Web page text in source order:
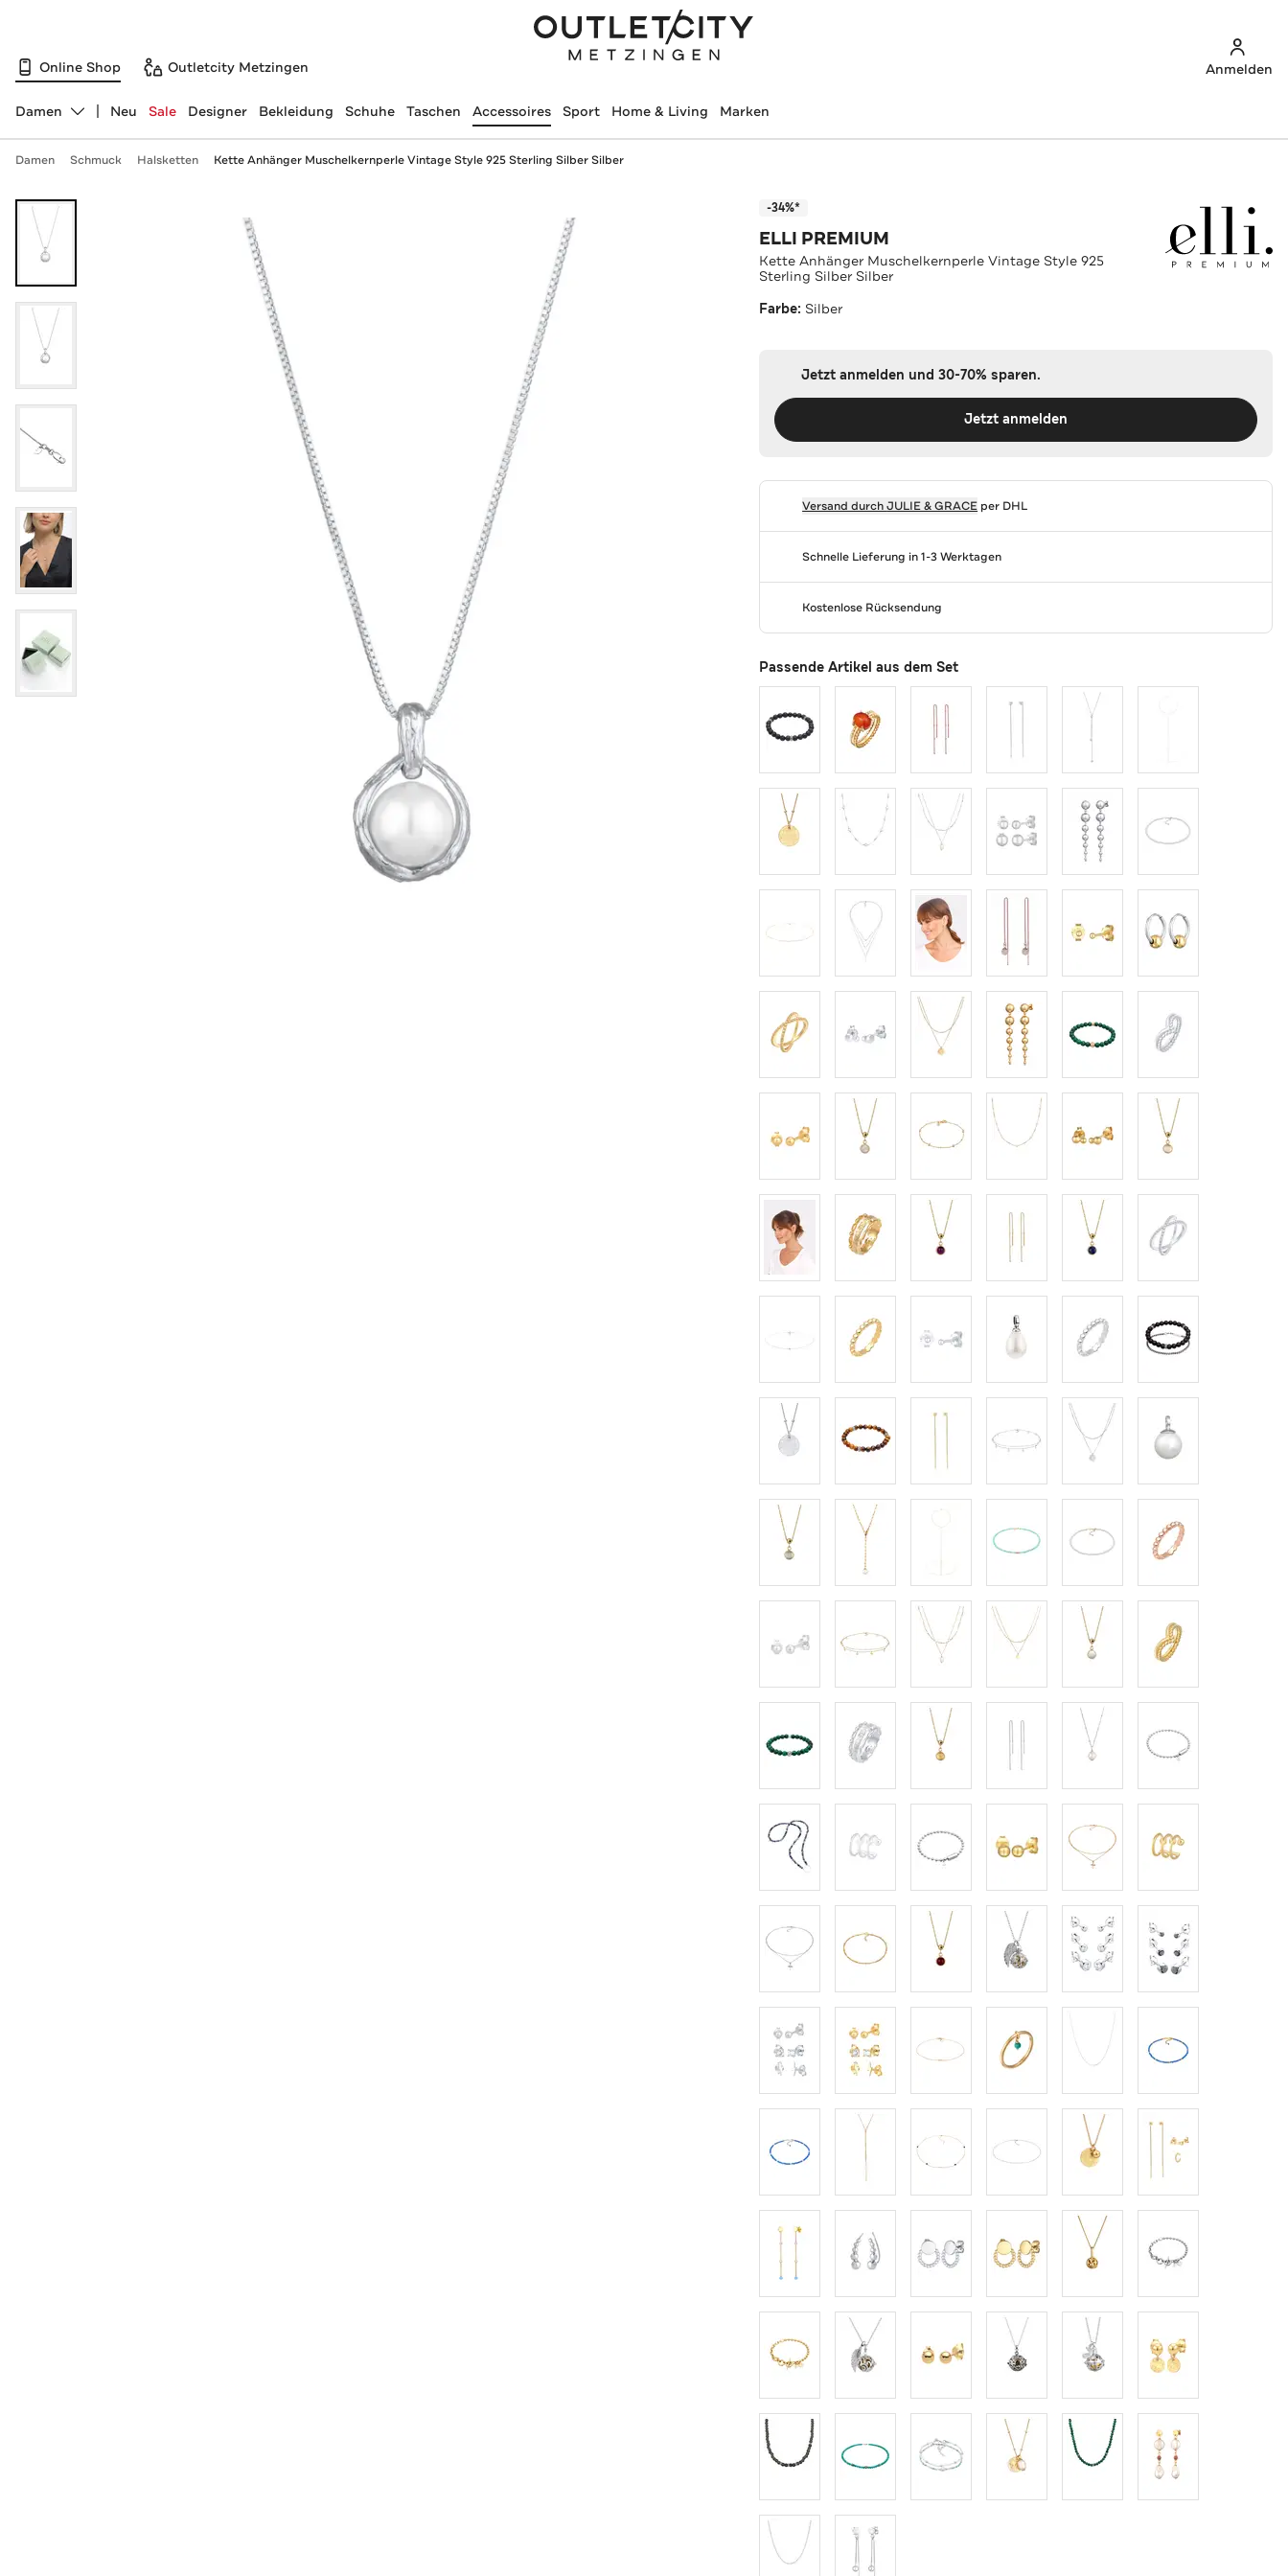
Online Shop Outletcity Metzingen Anmelden
Abteilung ändern, ausgewählt:
Damen Neu Sale Designer Bekleidung Schuhe Taschen Accessoires Sport Home & Living Marken
Damen Schmuck Halsketten Kette Anhänger Muschelkernperle Vintage Style 925 Sterling Silber Silber
-34%*
ELLI PREMIUM
Kette Anhänger Muschelkernperle Vintage Style 925
Sterling Silber Silber
Farbe: Silber
Jetzt anmelden und 30-70% sparen.
Jetzt anmelden
Versand durchJULIE & GRACE per DHL
Schnelle Lieferung in 1-3 Werktagen
Kostenlose Rücksendung
Passende Artikel aus dem Set